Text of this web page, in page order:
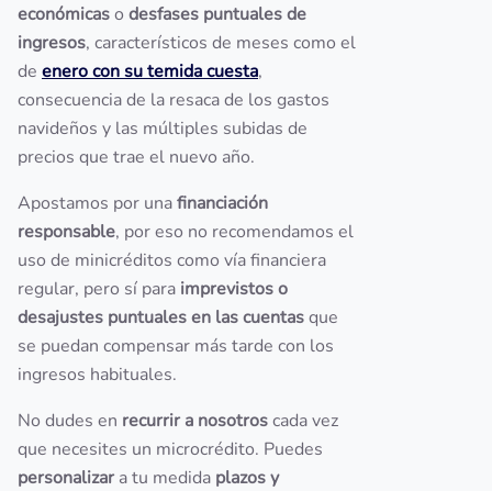
económicaso desfases puntuales de
ingresos, característicos de meses como el
de enero con su temida cuesta,
consecuencia de la resaca de los gastos
navideños y las múltiples subidas de
precios que trae el nuevo año.
Apostamos por unafinanciación
responsable, por eso no recomendamos el
uso de minicréditos como vía financiera
regular, pero sí para imprevistos o
desajustes puntuales en las cuentasque
se puedan compensar más tarde con los
ingresos habituales.
No dudes en recurrir a nosotroscada vez
que necesites un microcrédito. Puedes
personalizara tu medida plazos y